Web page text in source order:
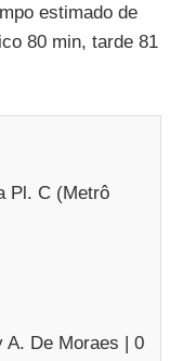
estimado de
80 min, tarde 81
Pl. C (Metrô
A. De Moraes | 0